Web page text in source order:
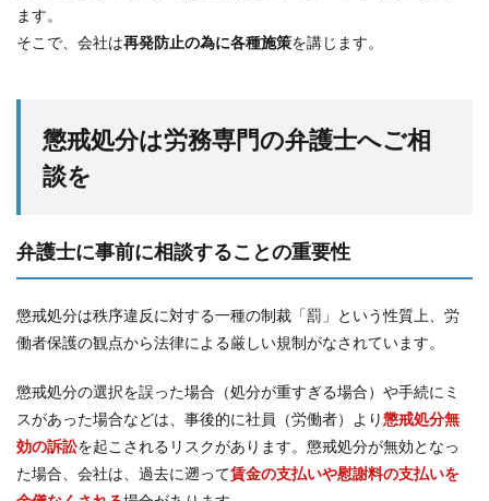
ます。
そこで、会社は再発防止の為に各種施策を講じます。
懲戒処分は労務専門の弁護士へご相
談を
弁護士に事前に相談することの重要性
懲戒処分は秩序違反に対する一種の制裁「罰」という性質上、労
働者保護の観点から法律による厳しい規制がなされています。
懲戒処分の選択を誤った場合（処分が重すぎる場合）や手続にミ
スがあった場合などは、事後的に社員（労働者）より懲戒処分無
効の訴訟を起こされるリスクがあります。懲戒処分が無効となっ
た場合、会社は、過去に遡って賃金の支払いや慰謝料の支払いを